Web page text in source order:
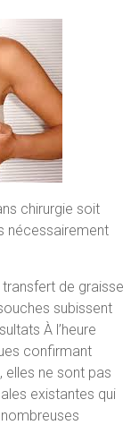
chirurgie soit
nécessairement
de graisse
subissent
À l’heure
confirmant
elles ne sont pas
existantes qui